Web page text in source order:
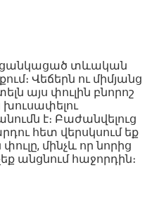
ցանկացած տևական
Վեճերն ու միմյանց
այս փուլին բնորոշ
խուսափելու
է։ Բաժանվելուց
հետ վերսկսում եք
մինչև որ նորից
անցնում հաջորդին։